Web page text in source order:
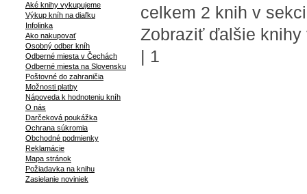
celkem 2 knih v
Zobraziť ďalšie
| 1
Aké knihy vykupujeme
Výkup kníh na diaľku
Infolinka
Ako nakupovať
Osobný odber kníh
Odberné miesta v Čechách
Odberné miesta na Slovensku
Poštovné do zahraničia
Možnosti platby
Nápoveda k hodnoteniu kníh
O nás
Darčeková poukážka
Ochrana súkromia
Obchodné podmienky
Reklamácie
Mapa stránok
Požiadavka na knihu
Zasielanie noviniek